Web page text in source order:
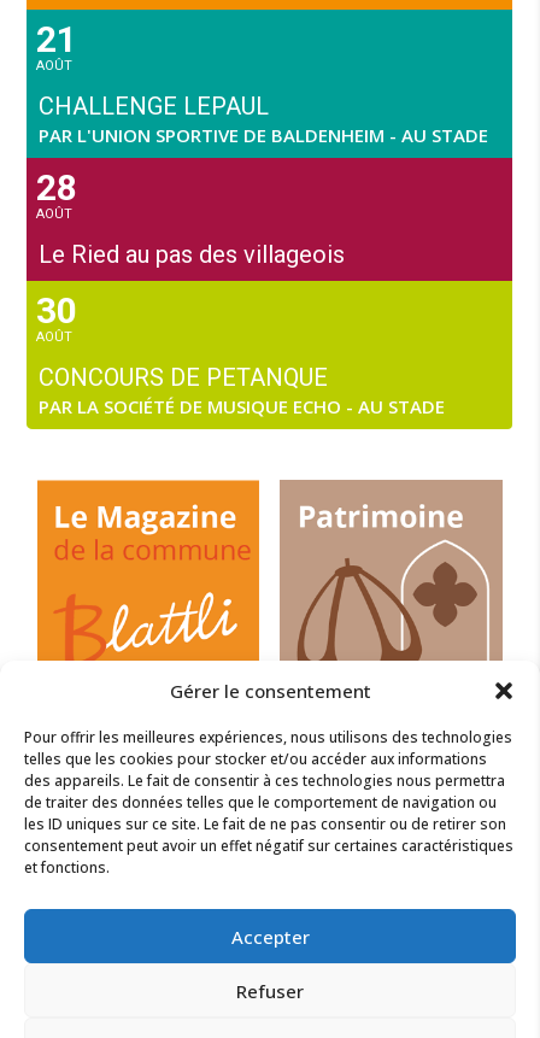
Gérer le consentement
Pour offrir les meilleures expériences, nous utilisons des technologies
telles que les cookies pour stocker et/ou accéder aux informations
des appareils. Le fait de consentir à ces technologies nous permettra
de traiter des données telles que le comportement de navigation ou
les ID uniques sur ce site. Le fait de ne pas consentir ou de retirer son
consentement peut avoir un effet négatif sur certaines caractéristiques
et fonctions.
Accepter
Refuser
21
AOÛT
CHALLENGE LEPAUL
PAR L'UNION SPORTIVE DE BALDENHEIM - AU STADE
28
AOÛT
Le Ried au pas des villageois
30
AOÛT
CONCOURS DE PETANQUE
PAR LA SOCIÉTÉ DE MUSIQUE ECHO - AU STADE